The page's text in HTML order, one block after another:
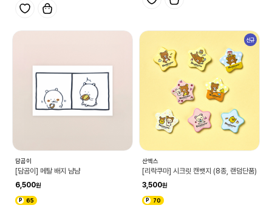
담곰이
[담곰이] 메탈 배지 냠냠
6,500
65
신규
산엑스
[리락쿠마] 시크릿 캔뱃지 (8종, 랜덤단품)
3,500
70